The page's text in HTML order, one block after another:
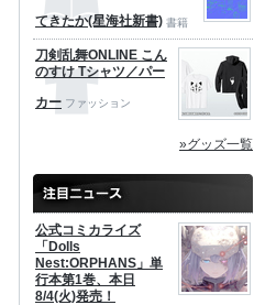
てきたか(星海社新書) 書籍
刀剣乱舞ONLINE こん
のすけ Tシャツ／パー
カー ファッション
»グッズ一覧
公式コミカライズ
「Dolls
Nest:ORPHANS」単
行本第1巻、本日
8/4(火)発売！